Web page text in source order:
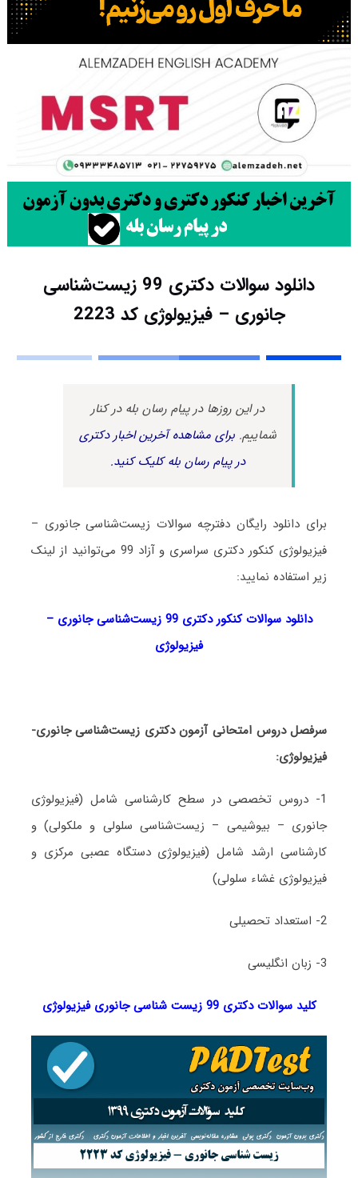
دانلود سوالات دکتری 99 زیست‌شناسی
جانوری – فیزیولوژی کد 2223
در این روزها در پیام رسان بله در کنار
شماییم.برای مشاهده آخرین اخبار دکتری
در پیام رسان بله کلیک کنید.
برای دانلود رایگان دفترچه سوالات زیست‌شناسی جانوری –
فیزیولوژی کنکور دکتری سراسری و آزاد 99 می‌توانید از لینک
زیر استفاده نمایید:
دانلود سوالات کنکور دکتری 99 زیست‌شناسی جانوری
–
فیزیولوژی
سرفصل دروس امتحانی آزمون دکتری زیست‌شناسی جانوری-
فیزیولوژی:
1- دروس تخصصی در سطح کارشناسی شامل (فیزیولوژی
جانوری – بیوشیمی – زیست‌شناسی سلولی و ملکولی) و
کارشناسی ارشد شامل (فیزیولوژی دستگاه عصبی مرکزی و
فیزیولوژی غشاء سلولی)
2- استعداد تحصیلی
3- زبان انگلیسی
کلید سوالات دکتری 99 زیست شناسی جانوری فیزیولوژی